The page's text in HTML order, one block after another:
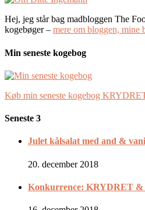
Hej, jeg står bag madbloggen The
kogebøger – mere om bloggen, mine
Min seneste kogebog
Køb min seneste kogebog
Seneste 3
Julet kålsalat med and &
20. december 2018
Konkurrence: KRYDRET